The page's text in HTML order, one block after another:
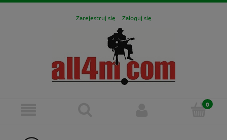
Zarejestruj się Zaloguj się